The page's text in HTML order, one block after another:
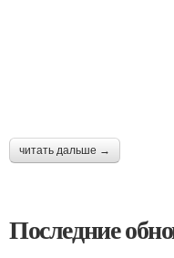
читать дальше →
Последние